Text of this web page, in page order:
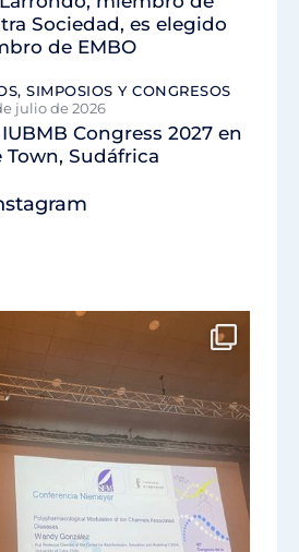
Sociedad, es elegido
de EMBO
SIMPOSIOS Y CONGRESOS
julio de 2026
Congress 2027 en
Town, Sudáfrica